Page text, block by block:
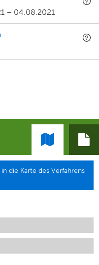
– 04.08.2021
die Karte des Verfahrens